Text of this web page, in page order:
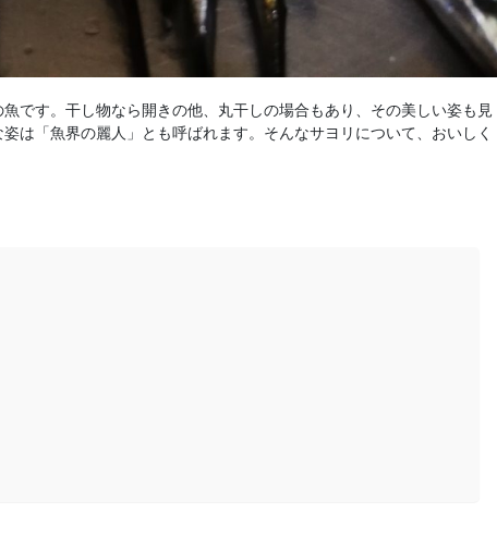
です。干し物なら開きの他、丸干しの場合もあり、その美しい姿も見
は「魚界の麗人」とも呼ばれます。そんなサヨリについて、おいしく